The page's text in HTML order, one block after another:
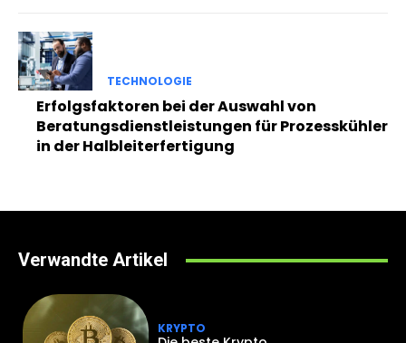
TECHNOLOGIE
Erfolgsfaktoren bei der Auswahl von
Beratungsdienstleistungen für Prozesskühler
in der Halbleiterfertigung
Verwandte Artikel
KRYPTO